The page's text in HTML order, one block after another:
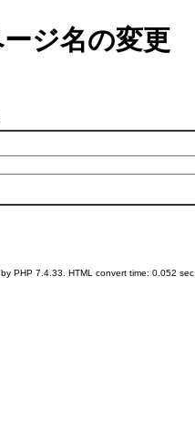
ジ名の変更
PHP 7.4.33. HTML convert time: 0.052 sec.